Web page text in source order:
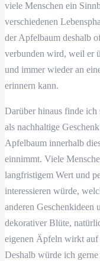
viele Menschen ein
verschiedenen
der Apfelbaum deshalb
verbunden wird, weil er
und immer wieder an
erinnern kann.
Darüber hinaus finde ich
als nachhaltige
Apfelbaum innerhalb
einnimmt. Viele
langfristigem Wert und
interessieren würde,
anderen Geschenkideen
dekorativer Blüte,
eigenen Äpfeln wirkt auf
Deshalb würde ich